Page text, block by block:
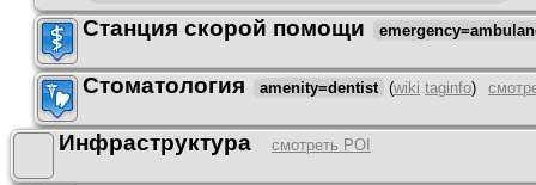
Станция скорой помощи
Стоматология amenity=dentist (wiki taginfo)
Инфраструктура смотреть POI